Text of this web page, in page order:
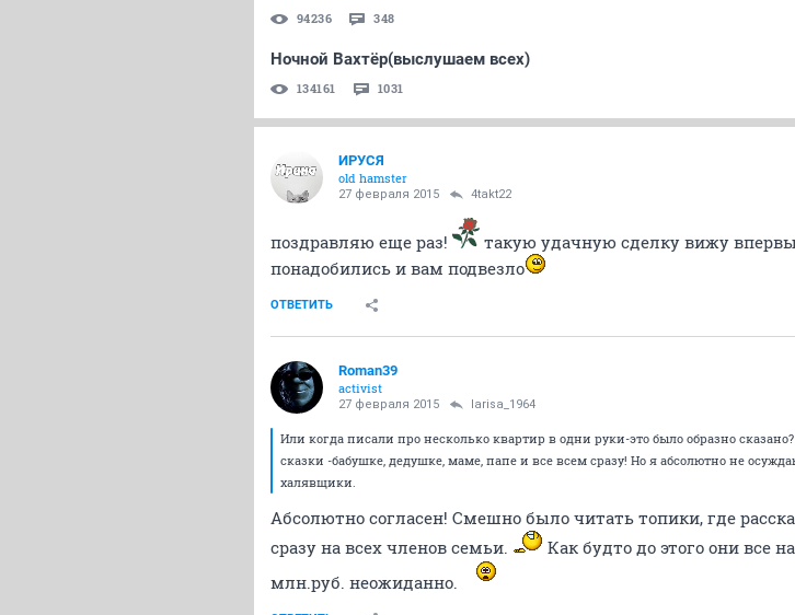
94236 348
Ночной Вахтёр(выслушаем всех)
134161 1031
ИРУСЯ
old hamster
27 февраля 2015 4takt22
поздравляю еще раз!
такую удачную сделку вижу
понадобились и вам подвезло
ОТВЕТИТЬ
Roman39
activist
27 февраля 2015 larisa_1964
Или когда писали про несколько квартир в одни руки-это было образно
сказки -бабушке, дедушке, маме, папе и все всем сразу! Но я абсолютно не
халявщики.
Абсолютно согласен! Смешно было читать топики, где
сразу на всех членов семьи.
Как будто до этого они все
млн.руб. неожиданно.